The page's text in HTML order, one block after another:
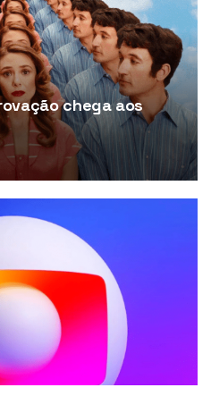
chega aos